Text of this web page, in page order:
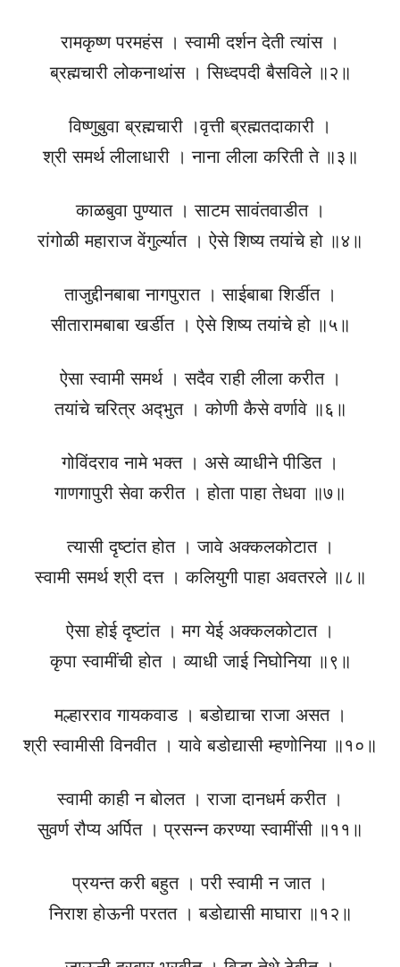
रामकृष्ण परमहंस । स्वामी दर्शन देती त्यांस ।
ब्रह्मचारी लोकनाथांस । सिध्दपदी बैसविले ॥२॥
विष्णुबुवा ब्रह्मचारी ।वृत्ती ब्रह्मतदाकारी ।
श्री समर्थ लीलाधारी । नाना लीला करिती ते ॥३॥
काळबुवा पुण्यात । साटम सावंतवाडीत ।
रांगोळी महाराज वेंगुर्ल्यात । ऐसे शिष्य तयांचे हो ॥४॥
ताजुद्दीनबाबा नागपुरात । साईबाबा शिर्डीत ।
सीतारामबाबा खर्डीत । ऐसे शिष्य तयांचे हो ॥५॥
ऐसा स्वामी समर्थ । सदैव राही लीला करीत ।
तयांचे चरित्र अद्‍भुत । कोणी कैसे वर्णावे ॥६॥
गोविंदराव नामे भक्त । असे व्याधीने पीडित ।
गाणगापुरी सेवा करीत । होता पाहा तेधवा ॥७॥
त्यासी दृष्टांत होत । जावे अक्कलकोटात ।
स्वामी समर्थ श्री दत्त । कलियुगी पाहा अवतरले ॥८॥
ऐसा होई दृष्टांत । मग येई अक्कलकोटात ।
कृपा स्वामींची होत । व्याधी जाई निघोनिया ॥९॥
मल्हारराव गायकवाड । बडोद्याचा राजा असत ।
श्री स्वामीसी विनवीत । यावे बडोद्यासी म्हणोनिया ॥१०॥
स्वामी काही न बोलत । राजा दानधर्म करीत ।
सुवर्ण रौप्य अर्पित । प्रसन्न करण्या स्वामींसी ॥११॥
प्रयन्त करी बहुत । परी स्वामी न जात ।
निराश होऊनी परतत । बडोद्यासी माघारा ॥१२॥